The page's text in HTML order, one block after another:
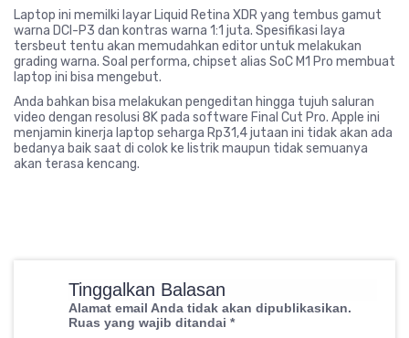
Laptop ini memilki layar Liquid Retina XDR yang tembus gamut
warna DCI-P3 dan kontras warna 1:1 juta. Spesifikasi laya
tersbeut tentu akan memudahkan editor untuk melakukan
grading warna. Soal performa, chipset alias SoC M1 Pro membuat
laptop ini bisa mengebut.
Anda bahkan bisa melakukan pengeditan hingga tujuh saluran
video dengan resolusi 8K pada software Final Cut Pro. Apple ini
menjamin kinerja laptop seharga Rp31,4 jutaan ini tidak akan ada
bedanya baik saat di colok ke listrik maupun tidak semuanya
akan terasa kencang.
Tinggalkan Balasan
Alamat email Anda tidak akan dipublikasikan.
Ruas yang wajib ditandai *